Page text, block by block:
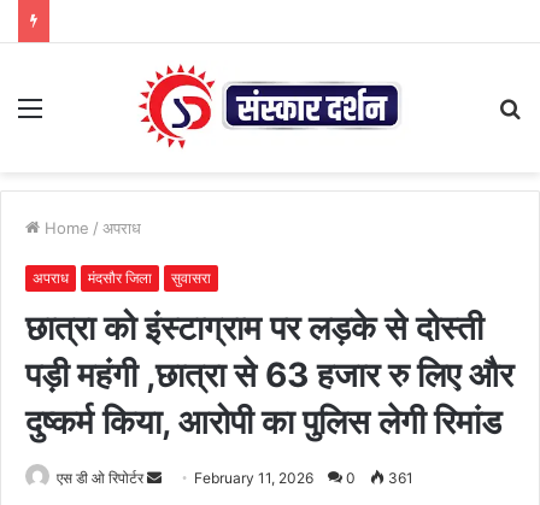
Menu
Home / अपराध
अपराध मंदसौर जिला सुवासरा
छात्रा को इंस्टाग्राम पर लड़के से दोस्ती
पड़ी महंगी ,छात्रा से 63 हजार रु लिए और
दुष्कर्म किया, आरोपी का पुलिस लेगी रिमांड
एस डी ओ रिपोर्टर
Send February 11, 2026 0 361